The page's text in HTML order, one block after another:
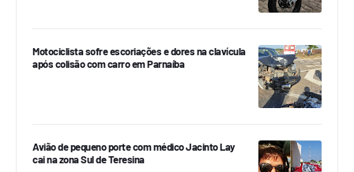
Motociclista sofre escoriações e dores na clavícula
após colisão com carro em Parnaíba
Avião de pequeno porte com médico Jacinto Lay
cai na zona Sul de Teresina